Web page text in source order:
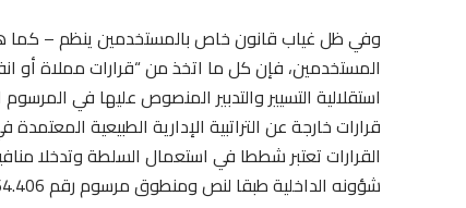
وفي ظل غياب قانون خاص بالمستخدمين ينظم –
المستخدمين، فإن كل ما اتخذ من “قرارات مملاة أو
استقلالية التسيير والتدبير المنصوص عليها في
قرارات خارجة عن التراتبية الإدارية الطبيعية
القرارات تعتبر شططا في استعمال السلطة وتدخلا
شؤونه الداخلية طبقا لنص ومنطوق مرسوم رقم 2.64.406 بتاريخ 5 ذي القعدة 1384 (8 مارس 1965)؛